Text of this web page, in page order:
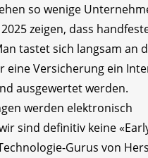
so wenige
zeigen, dass
tastet sich langsam an
eine Versicherung ein
ausgewertet werden.
werden elektronisch
sind definitiv keine
Gurus von